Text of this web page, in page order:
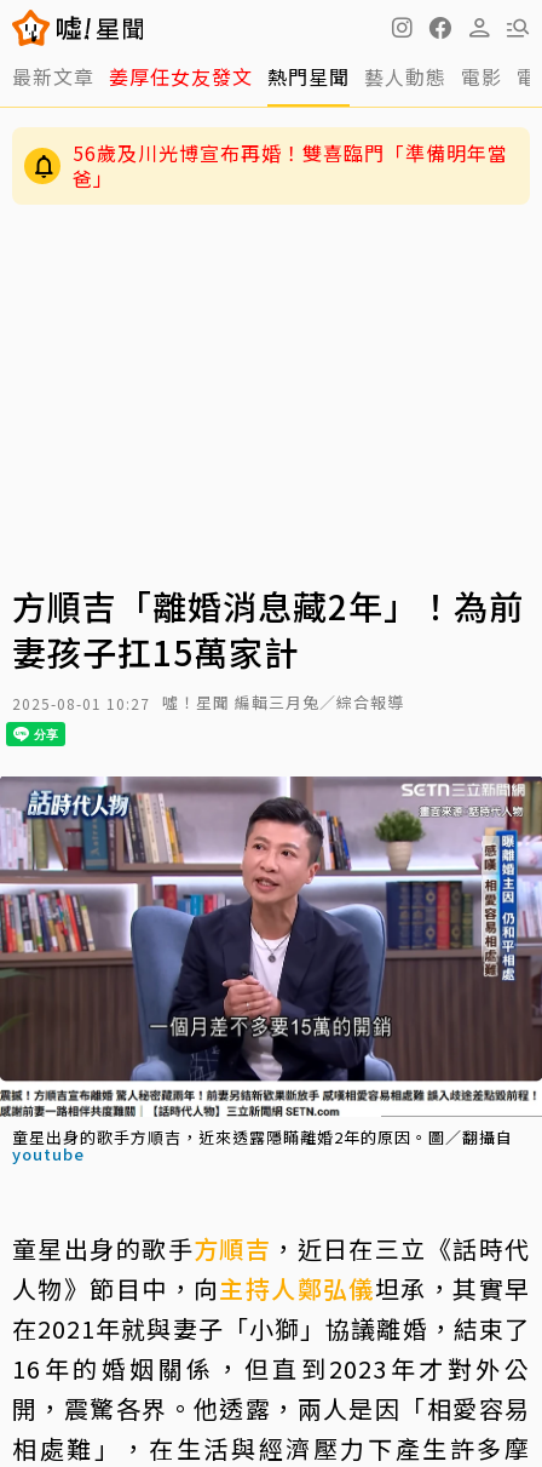
最新文章 姜厚任女友發文 熱門星聞 藝人動態 電影
56歲及川光博宣布再婚！雙喜臨門「準備明年當
爸」
方順吉「離婚消息藏2年」！為前
妻孩子扛15萬家計
2025-08-01 10:27 噓！星聞 編輯三月兔／綜合報導
童星出身的歌手方順吉，近來透露隱瞞離婚2年的原因。圖／翻攝自
youtube
童星出身的歌手方順吉 ，近日在三立《話時代
人物》節目中，向主持人鄭弘儀坦承，其實早
在2021年就與妻子「小獅」協議離婚，結束了
16年的婚姻關係，但直到2023年才對外公
開，震驚各界。他透露，兩人是因「相愛容易
相處難」，在生活與經濟壓力下產生許多摩